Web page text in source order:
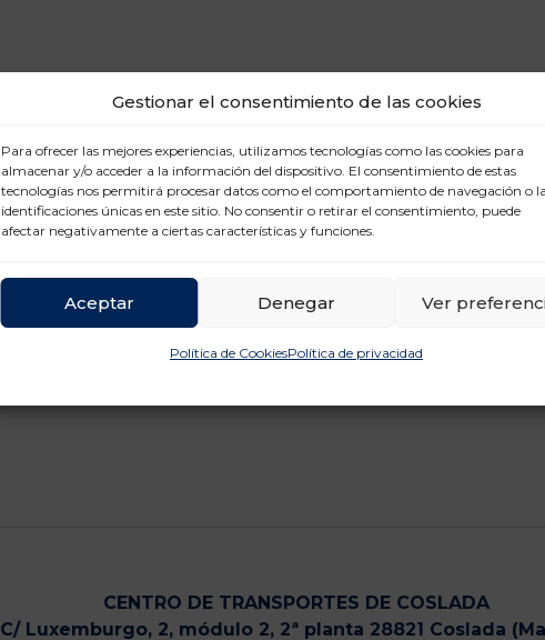
Gestionar el consentimiento de las cookies
Para ofrecer las mejores experiencias, utilizamos tecnologías como las cookies para
almacenar y/o acceder a la información del dispositivo. El consentimiento de estas
tecnologías nos permitirá procesar datos como el comportamiento de navegación o
identificaciones únicas en este sitio. No consentir o retirar el consentimiento, puede
afectar negativamente a ciertas características y funciones.
Aceptar Denegar Ver
Política de CookiesPolítica de privacidad
CENTRO DE TRANSPORTES DE COSLADA
C/ Luxemburgo, 2, módulo 2, 2ª planta 28821 Coslada